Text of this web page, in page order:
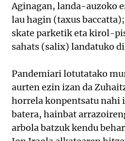
Aginagan, landa-auzoko
lau hagin (taxus
skate parketik eta kirol-
sahats (salix) landatuko
Pandemiari lotutatako
aurten ezin izan da
horrela konpentsatu nahi
batera, hainbat
arbola batzuk kendu